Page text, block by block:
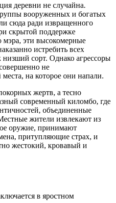
деревни не случайна.
вооруженных и богатых
сюда ради извращенного
скрытой поддержке
мэра, эти высокомерные
истребить всех
сорт. Однако агрессоры
не
на которое они напали.
жертв, а тесно
современный киломбо, где
объединенные
жители извлекают из
оружие, принимают
притупляющие страх, и
жестокий, кровавый и
в яростном